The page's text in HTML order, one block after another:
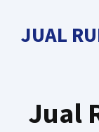
JUAL
Jual